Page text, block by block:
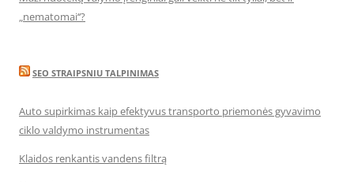
„nematomai‘‘?
SEO STRAIPSNIU TALPINIMAS
Auto supirkimas kaip efektyvus transporto priemonės gyvavimo
ciklo valdymo instrumentas
Klaidos renkantis vandens filtrą